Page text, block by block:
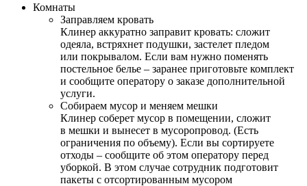
Комнаты
Заправляем кровать
Клинер аккуратно заправит кровать: сложит
одеяла, встряхнет подушки, застелет пледом
или покрывалом. Если вам нужно поменять
постельное белье – заранее приготовьте комплект
и сообщите оператору о заказе дополнительной
услуги.
Собираем мусор и меняем мешки
Клинер соберет мусор в помещении, сложит
в мешки и вынесет в мусоропровод. (Есть
ограничения по объему). Если вы сортируете
отходы – сообщите об этом оператору перед
уборкой. В этом случае сотрудник подготовит
пакеты с отсортированным мусором